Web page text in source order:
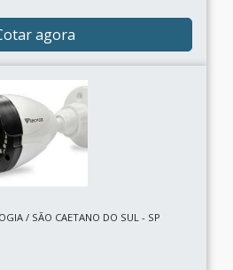
agora
/ SÃO CAETANO DO SUL - SP